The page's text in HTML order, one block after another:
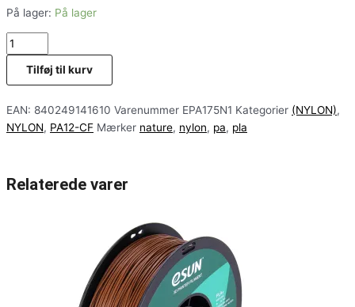
På lager: På lager
Tilføj til kurv
EAN: 840249141610 Varenummer EPA175N1 Kategorier (NYLON),
NYLON, PA12-CF Mærker nature, nylon, pa, pla
Relaterede varer